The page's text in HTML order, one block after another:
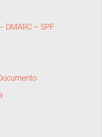
DMARC – SPF